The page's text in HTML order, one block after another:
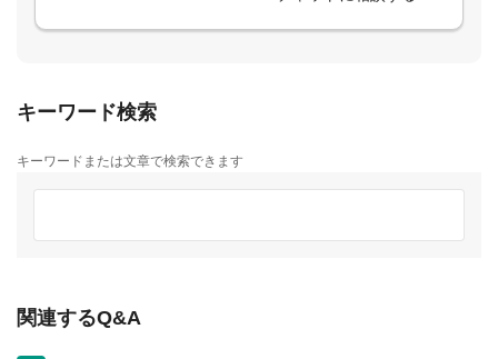
キーワード検索
キーワードまたは文章で検索できます
関連するQ&A